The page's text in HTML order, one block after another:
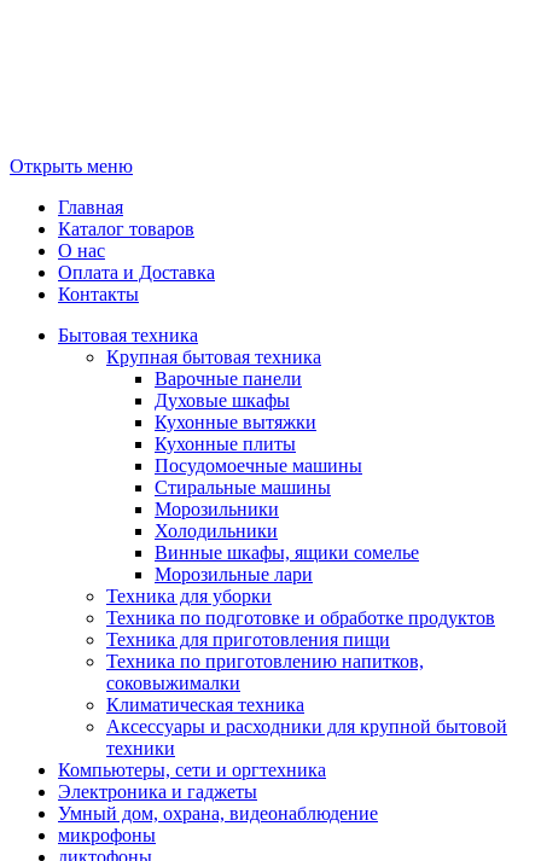
Открыть меню
Главная
Каталог товаров
О нас
Оплата и Доставка
Контакты
Бытовая техника
Крупная бытовая техника
Варочные панели
Духовые шкафы
Кухонные вытяжки
Кухонные плиты
Посудомоечные машины
Стиральные машины
Морозильники
Холодильники
Винные шкафы, ящики сомелье
Морозильные лари
Техника для уборки
Техника по подготовке и обработке продуктов
Техника для приготовления пищи
Техника по приготовлению напитков,
соковыжималки
Климатическая техника
Аксессуары и расходники для крупной бытовой
техники
Компьютеры, сети и оргтехника
Электроника и гаджеты
Умный дом, охрана, видеонаблюдение
микрофоны
диктофоны